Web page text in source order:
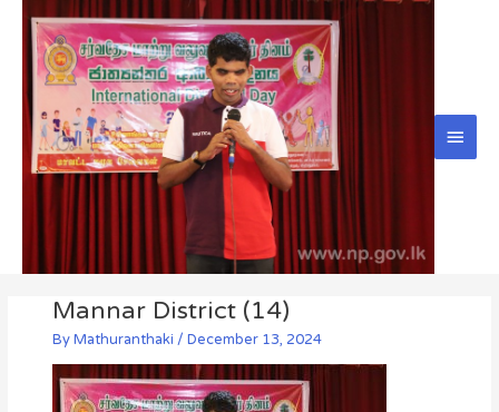
content
Mannar District (14)
ByMathuranthaki / December 13, 2024
navigation